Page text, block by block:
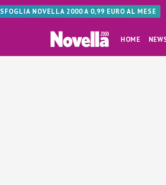
SFOGLIA NOVELLA 2000 A 0,99 EURO AL MESE
HOME